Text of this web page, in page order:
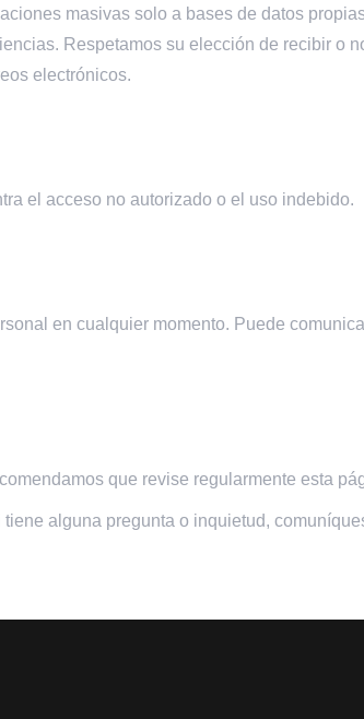
masivas solo a bases de datos
Respetamos su elección de recibir o
electrónicos.
el acceso no autorizado o el uso indebido.
en cualquier momento. Puede
que revise regularmente esta
alguna pregunta o inquietud,